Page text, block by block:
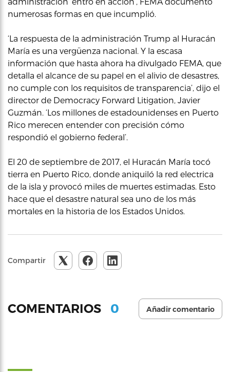
numerosas formas en que incumplió.
‘La respuesta de la administración Trump al Huracán
María es una vergüenza nacional. Y la escasa
información que hasta ahora ha divulgado FEMA, que
detalla el alcance de su papel en el alivio de desastres,
no cumple con los requisitos de transparencia’, dijo el
director de Democracy Forward Litigation, Javier
Guzmán. ‘Los millones de estadounidenses en Puerto
Rico merecen entender con precisión cómo
respondió el gobierno federal’.
El 20 de septiembre de 2017, el Huracán María tocó
tierra en Puerto Rico, donde aniquiló la red electrica
de la isla y provocó miles de muertes estimadas. Esto
hace que el desastre natural sea uno de los más
mortales en la historia de los Estados Unidos.
Compartir
COMENTARIOS 0 Añadir comentario